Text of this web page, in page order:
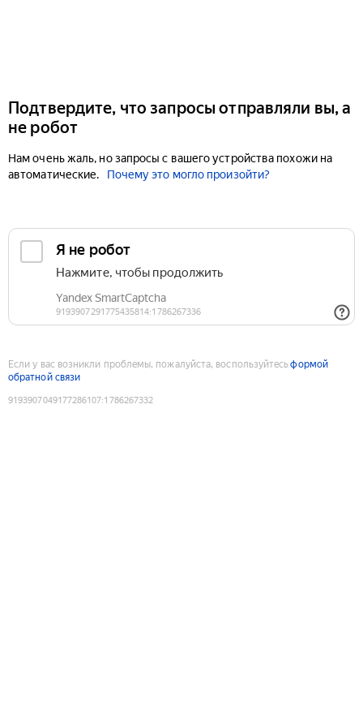
Подтвердите, что запросы отправляли вы, а
не робот
Нам очень жаль, но запросы с вашего устройства похожи на
автоматические.
Почему это могло произойти?
Если у вас возникли проблемы, пожалуйста, воспользуйтесьформой
обратной связи
9193907049177286107:1786267332